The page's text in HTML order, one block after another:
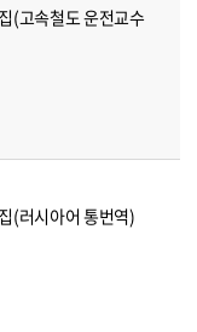
(고속철도 운전교수
(러시아어 통번역)